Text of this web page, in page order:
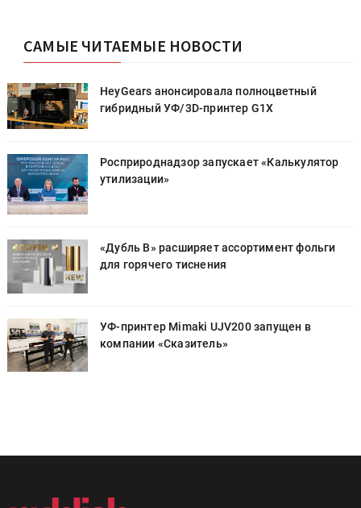
САМЫЕ ЧИТАЕМЫЕ НОВОСТИ
HeyGears анонсировала полноцветный
гибридный УФ/3D-принтер G1X
Росприроднадзор запускает «Калькулятор
утилизации»
«Дубль В» расширяет ассортимент фольги
для горячего тиснения
УФ-принтер Mimaki UJV200 запущен в
компании «Сказитель»